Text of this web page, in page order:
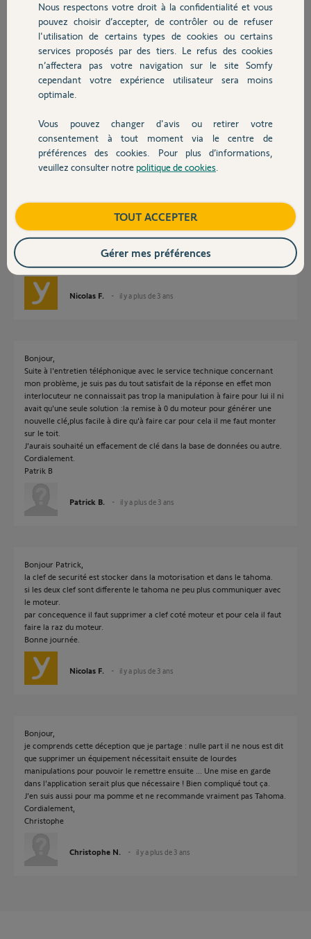
Chauffage
Autres produits
Devis avec un pro
Contact
il y a presque 4 ans
Participer au fil de discussion
Réponses
Bonjour Patrick,
Vous pouvez contacter le service technique au 09 69 320 300 afin qu'il
teste une manipulation à distance avant d'effectuer la remise à zéro du
Bonne journée,
Nicolas F. il y a plus de 3 ans
Bonjour,
Suite à l'entretien téléphonique avec le service technique concernant
mon problème, je suis pas du tout satisfait de la réponse en effet mon
interlocuteur ne connaissait pas trop la manipulation à faire pour lui il ni
avait qu'une seule solution :la remise à 0 du moteur pour générer une
nouvelle clé,plus facile à dire qu'à faire car pour cela il me faut monter
sur le toit.
J'aurais souhaité un effacement de clé dans la base de données ou autre.
Cordialement.
Patrik B
Patrick B. il y a plus de 3 ans
Bonjour Patrick,
la clef de securité est stocker dans la motorisation et dans le tahoma.
si les deux clef sont differente le tahoma ne peu plus communiquer avec
le moteur.
par concequence il faut supprimer a clef coté moteur et pour cela il faut
faire la raz du moteur.
Bonne journée.
Nicolas F. il y a plus de 3 ans
Bonjour,
je comprends cette déception que je partage : nulle part il ne nous est dit
que supprimer un équipement nécessitait ensuite de lourdes
manipulations pour pouvoir le remettre ensuite ... Une mise en garde
dans l'application serait plus que nécessaire ! Bien compliqué tout ça.
J'en suis aussi pour ma pomme et ne recommande vraiment pas Tahoma.
Cordialement,
Christophe
Christophe N. il y a plus de 3 ans
Nous respectons votre droit à la confidentialité et vous
pouvez choisir d’accepter, de contrôler ou de refuser
l'utilisation de certains types de cookies ou certains
services proposés par des tiers. Le refus des cookies
n’affectera pas votre navigation sur le site Somfy
cependant votre expérience utilisateur sera moins
optimale.
Vous pouvez changer d'avis ou retirer votre
consentement à tout moment via le centre de
préférences des cookies. Pour plus d’informations,
veuillez consulter notre politique de cookies
TOUT ACCEPTER
Gérer mes préférences